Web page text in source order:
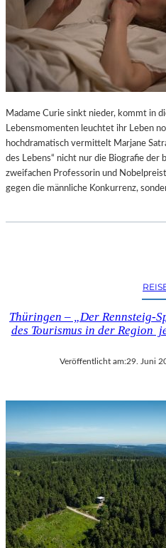
Madame Curie sinkt nieder, kommt in
Lebensmomenten leuchtet ihr Leben
hochdramatisch vermittelt Marjane
des Lebens“ nicht nur die Biografie
zweifachen Professorin und
gegen die männliche Konkurrenz,
Thüringen – „Der Rennsteig-
des Tourismus in der Region
Veröffentlicht am:29. Juni